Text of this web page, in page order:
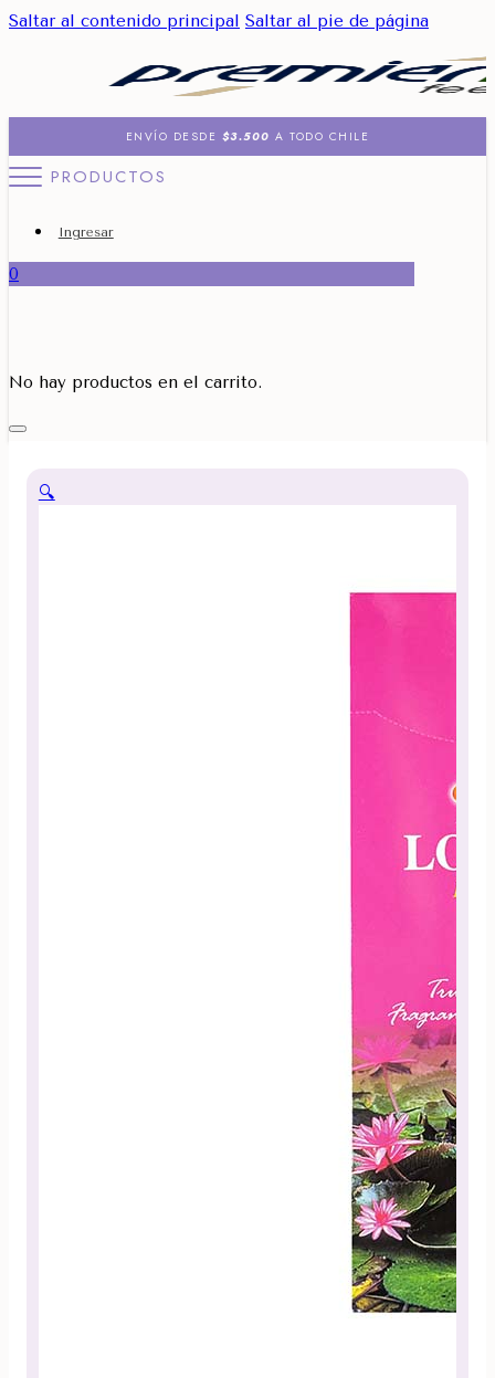
Saltar al contenido principal Saltar al pie de página
ENVÍO DESDE $3.500 A TODO CHILE
PRODUCTOS
Ingresar
0
No hay productos en el carrito.
🔍